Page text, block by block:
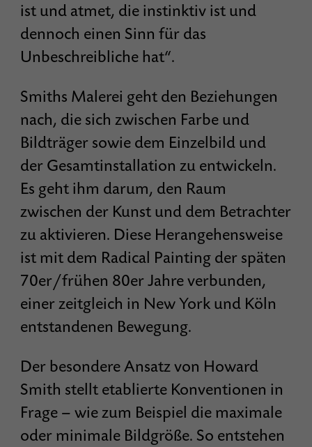
ist und atmet, die instinktiv ist und
dennoch einen Sinn für das
Unbeschreibliche hat“.
Smiths Malerei geht den Beziehungen
nach, die sich zwischen Farbe und
Bildträger sowie dem Einzelbild und
der Gesamtinstallation zu entwickeln.
Es geht ihm darum, den Raum
zwischen der Kunst und dem Betrachter
zu aktivieren. Diese Herangehensweise
ist mit dem Radical Painting der späten
70er/frühen 80er Jahre verbunden,
einer zeitgleich in New York und Köln
entstandenen Bewegung.
Der besondere Ansatz von Howard
Smith stellt etablierte Konventionen in
Frage – wie zum Beispiel die maximale
oder minimale Bildgröße. So entstehen